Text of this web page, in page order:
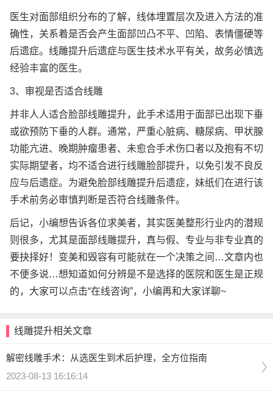
医生对面部组织分布的了解，线体埋置层次及进入方法的准
确性，关系着是否会产生面部凹凸不平、凹陷、表情僵硬等
后遗症。线雕提升后遗症与医生技术水平有关，故务必慎选
经验丰富的医生。
3、审视是否适合线雕
并非人人适合脸部线雕提升，此手术适用于面部已出现下垂
或欲预防下垂的人群。通常，严重心脏病、糖尿病、甲状腺
功能亢进、晚期肿瘤患者、未愈合手术伤口者以及抱有不切
实际期望者，均不适合进行线雕脸部提升，以免引发不良反
应与后遗症。为避免脸部线雕提升后遗症，妹纸们在进行该
手术前务必审慎判断是否符合线雕条件。
后记，小编想告诉各位求美者，其实医美整形行业内的潜规
则很多，尤其是面部线雕提升，真与假、专业与非专业真的
要抉择好！变美和毁容有可能就在一个决策之间…文章内也
不便多说…想知道如何分辨是不是选择的医院和医生是正规
的，大家可以点击“在线咨询”，小编再和大家详聊~
线雕提升相关文章
解密线雕手术：从选医生到术后护理，全方位指南
2023-08-13 16:16:14